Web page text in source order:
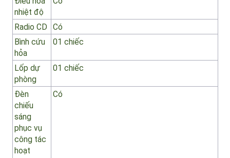
– Điện áp
– Công
dụng
Dùng để nâng hạ thùng chứa, khóa/mở cửa
sau, điều khiển bơm nước… khi dừng xe kiểm
tra, bảo dưỡng, sửa chữa mà không cần nổ
Các thiết
bị khác
Điều hòa
nhiệt độ
Có
Radio CD
Bình cứu
hỏa